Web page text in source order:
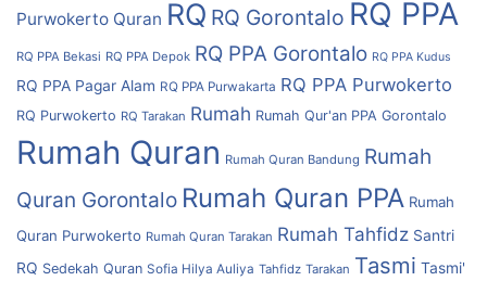
Purwokerto Quran RQ RQ Gorontalo RQ PPA
RQ PPA Bekasi RQ PPA Depok RQ PPA Gorontalo RQ PPA Kudus
RQ PPA Pagar Alam RQ PPA Purwakarta RQ PPA Purwokerto
RQ Purwokerto RQ Tarakan Rumah Rumah Qur'an PPA Gorontalo
Rumah Quran Rumah Quran Bandung Rumah
Quran Gorontalo Rumah Quran PPA Rumah
Quran Purwokerto Rumah Quran Tarakan Rumah Tahfidz Santri
RQ Sedekah Quran Sofia Hilya Auliya Tahfidz Tarakan Tasmi Tasmi'